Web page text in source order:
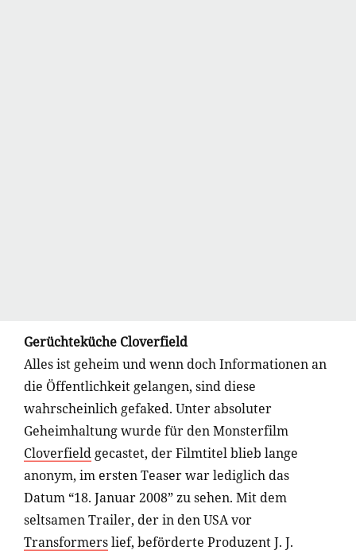
Gerüchteküche Cloverfield
Alles ist geheim und wenn doch Informationen an
die Öffentlichkeit gelangen, sind diese
wahrscheinlich gefaked. Unter absoluter
Geheimhaltung wurde für den Monsterfilm
Cloverfield gecastet, der Filmtitel blieb lange
anonym, im ersten Teaser war lediglich das
Datum “18. Januar 2008” zu sehen. Mit dem
seltsamen Trailer, der in den USA vor
Transformerslief, beförderte Produzent J. J.